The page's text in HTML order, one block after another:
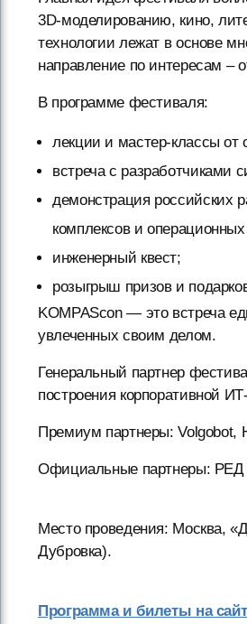
3D-моделированию, кино,
технологии лежат в основе
направление по интересам –
В программе фестиваля:
лекции и мастер-классы от
встреча с
демонстрация российских
комплексов и
инженерный квест;
розыгрыш призов и
KOMPAScon — это встреча
увлеченных своим делом.
Генеральный партнер
построения корпоративной
Премиум партнеры:
Официальные партнеры: РЕД
Место проведения: Москва,
Дубровка).
Программа и билеты на